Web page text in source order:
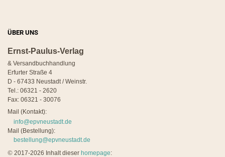
ÜBER UNS
Ernst-Paulus-Verlag
& Versandbuchhandlung
Erfurter Straße 4
D - 67433 Neustadt / Weinstr.
Tel.: 06321 - 2620
Fax: 06321 - 30076
Mail (Kontakt):
info@epvneustadt.de
Mail (Bestellung):
bestellung@epvneustadt.de
© 2017-2026 Inhalt dieser homepage: